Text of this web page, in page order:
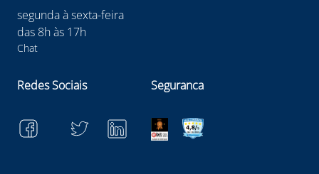
segunda à sexta-feira
das 8h às 17h
Chat
Redes Sociais Seguranca